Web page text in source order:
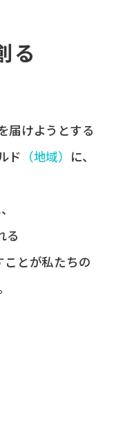
る
届けようとする​
ド ​（地域） に、
る
ことが​私たちの​